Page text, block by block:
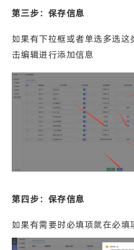
第三步：保存信息
如果有下拉框或者单选多选这
击编辑进行添加信息
第四步：保存信息
如果有需要时必填项就在必填